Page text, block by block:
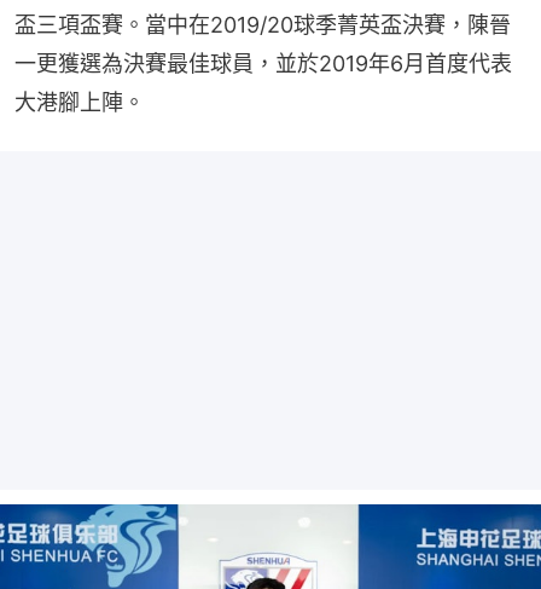
盃三項盃賽。當中在2019/20球季菁英盃決賽，陳晉
一更獲選為決賽最佳球員，並於2019年6月首度代表
大港腳上陣。